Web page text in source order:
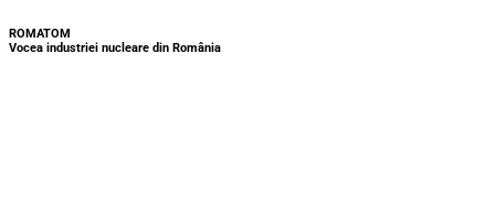
ROMATOM
Vocea industriei nucleare din România